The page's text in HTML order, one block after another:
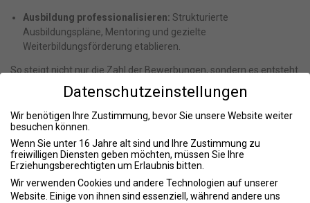
Ausbildung professionalisieren: Strukturierte
Ausbildungspläne, Mentoring und gezielte
Weiterbildungsförderung etablieren.
So steigt nicht nur die Zahl der Bewerbungen, sondern es entsteht
langfristig ein stabiler Nachwuchspool für die Zukunft des eigenen
Fitnessunternehmens.Datenschutzeinstellungen
Wir benötigen Ihre Zustimmung, bevor Sie unsere Website weiter
besuchen können.
Wenn Sie unter 16 Jahre alt sind und Ihre Zustimmung zu
freiwilligen Diensten geben möchten, müssen Sie Ihre
Erziehungsberechtigten um Erlaubnis bitten.
Wir verwenden Cookies und andere Technologien auf unserer
Website. Einige von ihnen sind essenziell, während andere uns